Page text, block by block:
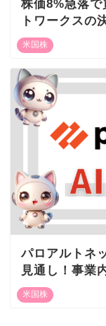
米国株
株価8%急落で
トワークスの
米国株
パロアルトネ
見通し！事業